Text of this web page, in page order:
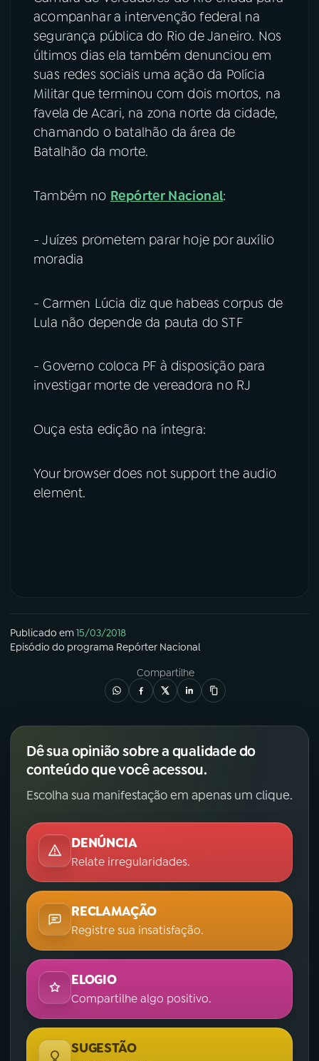
acompanhar a intervenção federal na
segurança pública do Rio de Janeiro. Nos
últimos dias ela também denunciou em
suas redes sociais uma ação da Polícia
Militar que terminou com dois mortos, na
favela de Acari, na zona norte da cidade,
chamando o batalhão da área de
Batalhão da morte.
Também no Repórter Nacional:
- Juízes prometem parar hoje por auxílio
moradia
- Carmen Lúcia diz que habeas corpus de
Lula não depende da pauta do STF
- Governo coloca PF à disposição para
investigar morte de vereadora no RJ
Ouça esta edição na íntegra:
Your browser does not support the audio
element.
Publicado em15/03/2018
Episódio do programa Repórter Nacional
Compartilhe
Dê sua opinião sobre a qualidade do
conteúdo que você acessou.
Escolha sua manifestação em apenas um clique.
DENÚNCIA
Relate irregularidades.
RECLAMAÇÃO
Registre sua insatisfação.
ELOGIO
Compartilhe algo positivo.
SUGESTÃO